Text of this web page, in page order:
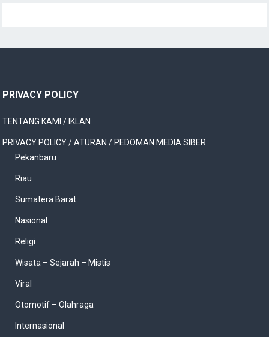
PRIVACY POLICY
TENTANG KAMI / IKLAN
PRIVACY POLICY / ATURAN / PEDOMAN MEDIA SIBER
Pekanbaru
Riau
Sumatera Barat
Nasional
Religi
Wisata – Sejarah – Mistis
Viral
Otomotif – Olahraga
Internasional